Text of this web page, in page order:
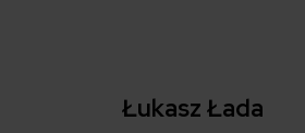
Łukasz Łada